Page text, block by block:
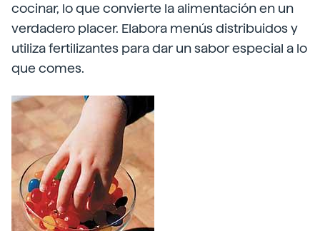
cocinar, lo que convierte la alimentación en un
verdadero placer. Elabora menús distribuidos y
utiliza fertilizantes para dar un sabor especial a lo
que comes.